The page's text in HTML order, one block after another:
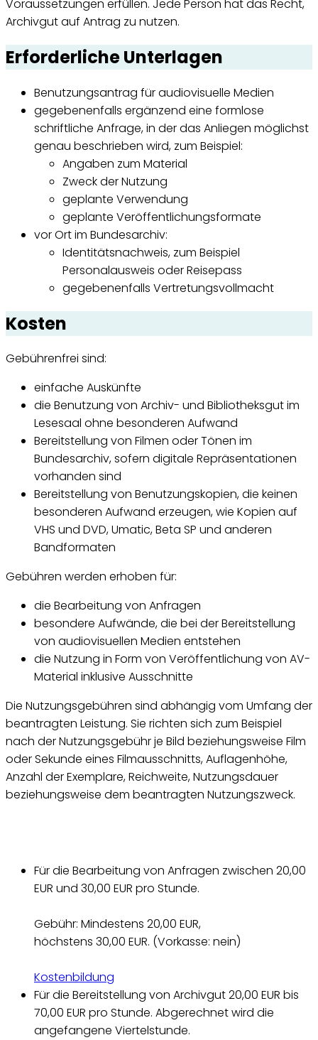
Voraussetzungen erfüllen. Jede Person hat das Recht,
Archivgut auf Antrag zu nutzen.
Erforderliche Unterlagen
Benutzungsantrag für audiovisuelle Medien
gegebenenfalls ergänzend eine formlose
schriftliche Anfrage, in der das Anliegen möglichst
genau beschrieben wird, zum Beispiel:
Angaben zum Material
Zweck der Nutzung
geplante Verwendung
geplante Veröffentlichungsformate
vor Ort im Bundesarchiv:
Identitätsnachweis, zum Beispiel
Personalausweis oder Reisepass
gegebenenfalls Vertretungsvollmacht
Kosten
Gebührenfrei sind:
einfache Auskünfte
die Benutzung von Archiv- und Bibliotheksgut im
Lesesaal ohne besonderen Aufwand
Bereitstellung von Filmen oder Tönen im
Bundesarchiv, sofern digitale Repräsentationen
vorhanden sind
Bereitstellung von Benutzungskopien, die keinen
besonderen Aufwand erzeugen, wie Kopien auf
VHS und DVD, Umatic, Beta SP und anderen
Bandformaten
Gebühren werden erhoben für:
die Bearbeitung von Anfragen
besondere Aufwände, die bei der Bereitstellung
von audiovisuellen Medien entstehen
die Nutzung in Form von Veröffentlichung von AV-
Material inklusive Ausschnitte
Die Nutzungsgebühren sind abhängig vom Umfang der
beantragten Leistung. Sie richten sich zum Beispiel
nach der Nutzungsgebühr je Bild beziehungsweise Film
oder Sekunde eines Filmausschnitts, Auflagenhöhe,
Anzahl der Exemplare, Reichweite, Nutzungsdauer
beziehungsweise dem beantragten Nutzungszweck.
Für die Bearbeitung von Anfragen zwischen 20,00
EUR und 30,00 EUR pro Stunde.
Gebühr: Mindestens 20,00 EUR,
höchstens 30,00 EUR. (Vorkasse: nein)
Kostenbildung
Für die Bereitstellung von Archivgut 20,00 EUR bis
70,00 EUR pro Stunde. Abgerechnet wird die
angefangene Viertelstunde.